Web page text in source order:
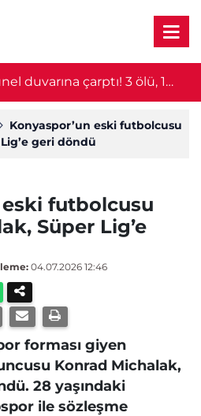
duvarına çarptı! 3 ölü, 1
Konyaspor’un eski futbolcusu
geri döndü
eski futbolcusu
Süper Lig’e
04.07.2026 12:46
forması giyen
Konrad Michalak,
28 yaşındaki
ile sözleşme